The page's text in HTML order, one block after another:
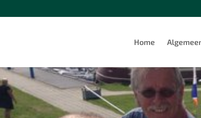
Home